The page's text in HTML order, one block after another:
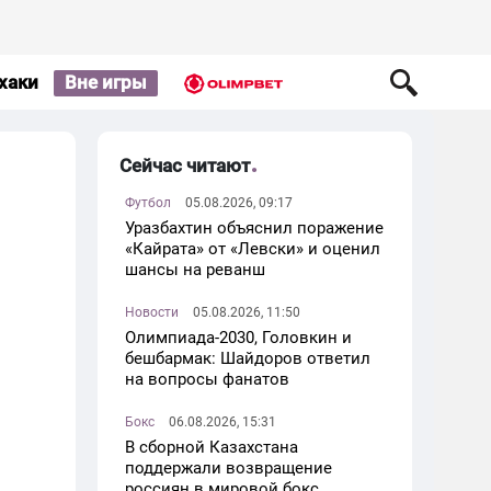
Вне игры
Сейчас читают
Футбол 05.08.2026, 09:17
Уразбахтин объяснил поражение
«Кайрата» от «Левски» и оценил
шансы на реванш
Новости 05.08.2026, 11:50
Олимпиада-2030, Головкин и
бешбармак: Шайдоров ответил
на вопросы фанатов
Бокс 06.08.2026, 15:31
В сборной Казахстана
поддержали возвращение